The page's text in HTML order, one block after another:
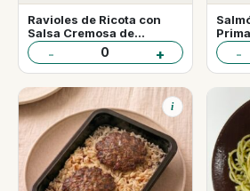
Ravioles de Ricota con
Salsa Cremosa de
Champiñones
- 0 + -
i